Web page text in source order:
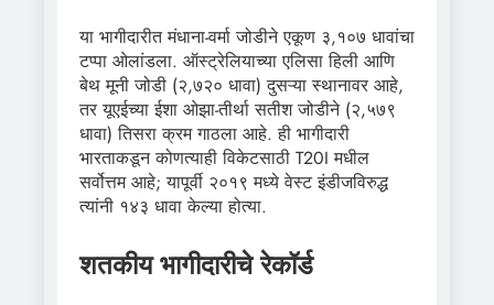
या भागीदारीत मंधाना-वर्मा जोडीने एकूण ३,१०७ धावांचा
टप्पा ओलांडला. ऑस्ट्रेलियाच्या एलिसा हिली आणि
बेथ मूनी जोडी (२,७२० धावा) दुसऱ्या स्थानावर आहे,
तर यूएईच्या ईशा ओझा-तीर्था सतीश जोडीने (२,५७९
धावा) तिसरा क्रम गाठला आहे. ही भागीदारी
भारताकडून कोणत्याही विकेटसाठी T20I मधील
सर्वोत्तम आहे; यापूर्वी २०१९ मध्ये वेस्ट इंडीजविरुद्ध
त्यांनी १४३ धावा केल्या होत्या.
शतकीय भागीदारीचे रेकॉर्ड